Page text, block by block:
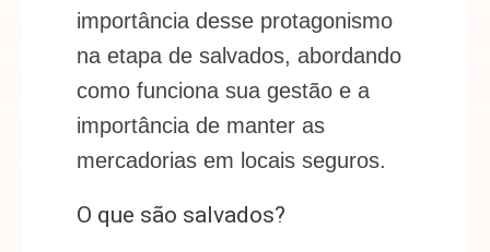
importância desse protagonismo
na etapa de salvados, abordando
como funciona sua gestão e a
importância de manter as
mercadorias em locais seguros.
O que são salvados?